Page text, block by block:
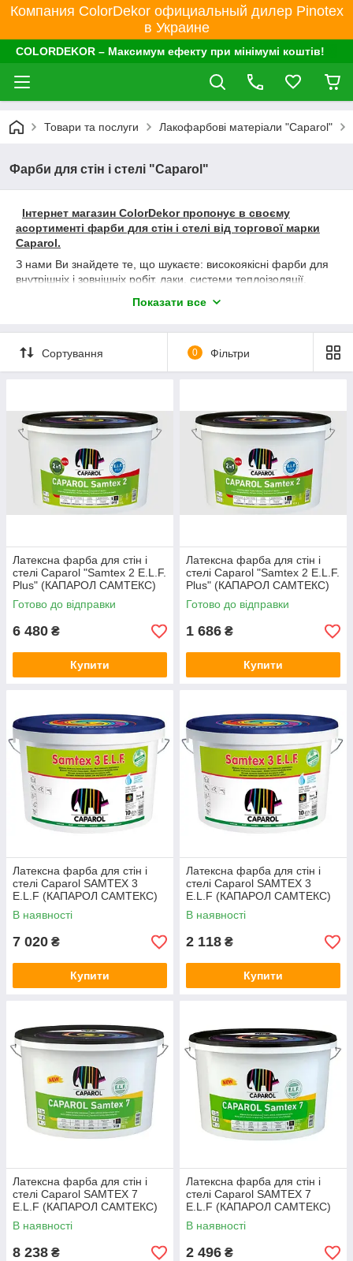
Компания ColorDekor официальный дилер Pinotex
в Украине
COLORDEKOR – Максимум ефекту при мінімумі коштів!
Товари та послуги Лакофарбові матеріали "Caparol"
Фарби для стін і стелі "Caparol"
Інтернет магазин ColorDekor пропонує в своєму
асортименті фарби для стін і стелі від торгової марки
Caparol.
З нами Ви знайдете те, що шукаєте: високоякісні фарби для
внутрішніх і зовнішніх робіт, лаки, системи теплоізоляції,
для захисту від корозії, покриття для підлоги, і багато іншого.
Крім того, Caparol пропонує безліч послуг для художників і
штукатурів, дизайнерів і архітекторів: від кольорових колекцій
до консультаційних ресурсів, від технічної консультативної
допомоги в навчання.
Показати все
Сортування 0 Фільтри
Латексна фарба для стін і
стелі Caparol "Samtex 2 E.L.F.
Plus" (КАПАРОЛ САМТЕКС)
10 л
Готово до відправки
6 480 ₴
Купити
Латексна фарба для стін і
стелі Caparol "Samtex 2 E.L.F.
Plus" (КАПАРОЛ САМТЕКС)
2,5 л
Готово до відправки
1 686 ₴
Купити
Латексна фарба для стін і
стелі Caparol SAMTEX 3
E.L.F (КАПАРОЛ САМТЕКС)
10 л
В наявності
7 020 ₴
Купити
Латексна фарба для стін і
стелі Caparol SAMTEX 3
E.L.F (КАПАРОЛ САМТЕКС)
2,5 л
В наявності
2 118 ₴
Купити
Латексна фарба для стін і
стелі Caparol SAMTEX 7
E.L.F (КАПАРОЛ САМТЕКС)
10 л
В наявності
8 238 ₴
Латексна фарба для стін і
стелі Caparol SAMTEX 7
E.L.F (КАПАРОЛ САМТЕКС)
2,5 л
В наявності
2 496 ₴